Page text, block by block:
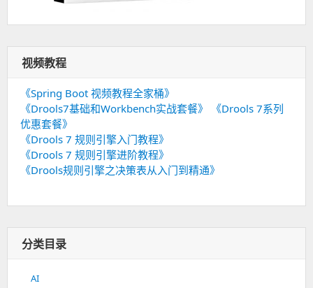
视频教程
《Spring Boot 视频教程全家桶》
《Drools7基础和Workbench实战套餐》
《Drools 7系列
优惠套餐》
《Drools 7 规则引擎入门教程》
《Drools 7 规则引擎进阶教程》
《Drools规则引擎之决策表从入门到精通》
分类目录
AI